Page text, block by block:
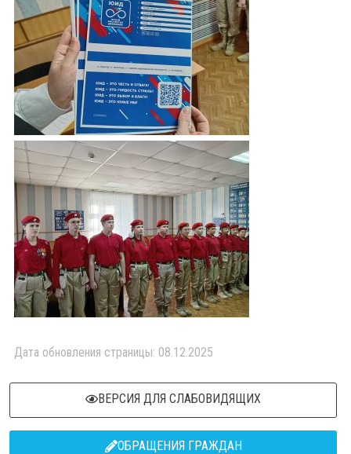
Дата обновления страницы: 08.12.2025
ВЕРСИЯ ДЛЯ СЛАБОВИДЯЩИХ
ОБРАЩЕНИЯ ГРАЖДАН